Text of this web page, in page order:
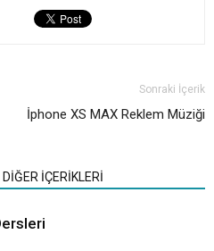
Sonraki İçerik
İphone XS MAX Reklem Müziği
İÇERİKLERİ